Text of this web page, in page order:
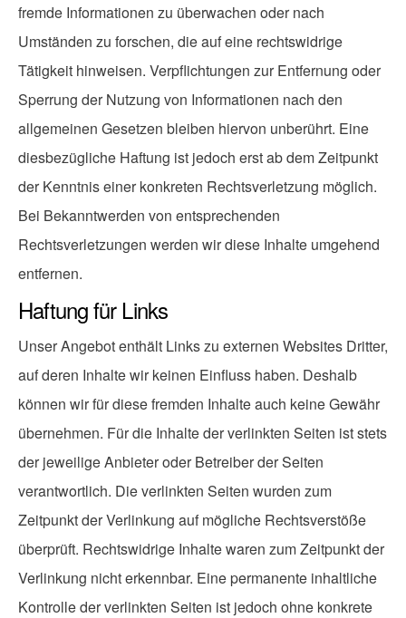
fremde Informationen zu überwachen oder nach
Umständen zu forschen, die auf eine rechtswidrige
Tätigkeit hinweisen. Verpflichtungen zur Entfernung oder
Sperrung der Nutzung von Informationen nach den
allgemeinen Gesetzen bleiben hiervon unberührt. Eine
diesbezügliche Haftung ist jedoch erst ab dem Zeitpunkt
der Kenntnis einer konkreten Rechtsverletzung möglich.
Bei Bekanntwerden von entsprechenden
Rechtsverletzungen werden wir diese Inhalte umgehend
entfernen.
Haftung für Links
Unser Angebot enthält Links zu externen Websites Dritter,
auf deren Inhalte wir keinen Einfluss haben. Deshalb
können wir für diese fremden Inhalte auch keine Gewähr
übernehmen. Für die Inhalte der verlinkten Seiten ist stets
der jeweilige Anbieter oder Betreiber der Seiten
verantwortlich. Die verlinkten Seiten wurden zum
Zeitpunkt der Verlinkung auf mögliche Rechtsverstöße
überprüft. Rechtswidrige Inhalte waren zum Zeitpunkt der
Verlinkung nicht erkennbar. Eine permanente inhaltliche
Kontrolle der verlinkten Seiten ist jedoch ohne konkrete